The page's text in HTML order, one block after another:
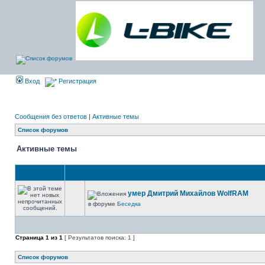
Вход Регистрация
Сообщения без ответов | Активные темы
Список форумов
Активные темы
умер Дмитрий Михайлов WolfRAM
в форуме Беседка
Страница 1 из 1 [ Результатов поиска: 1 ]
Список форумов